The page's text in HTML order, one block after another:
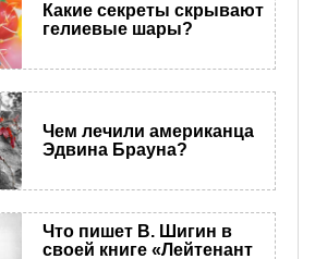
Какие секреты скрывают
гелиевые шары?
Чем лечили американца
Эдвина Брауна?
Что пишет В. Шигин в
своей книге «Лейтенант